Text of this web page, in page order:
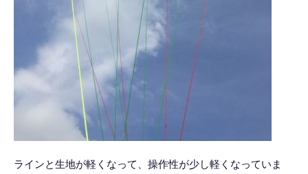
ラインと生地が軽くなって、操作性が少し軽くなっていま